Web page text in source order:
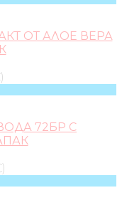
ОТ АЛОЕ ВЕРА
72БР С